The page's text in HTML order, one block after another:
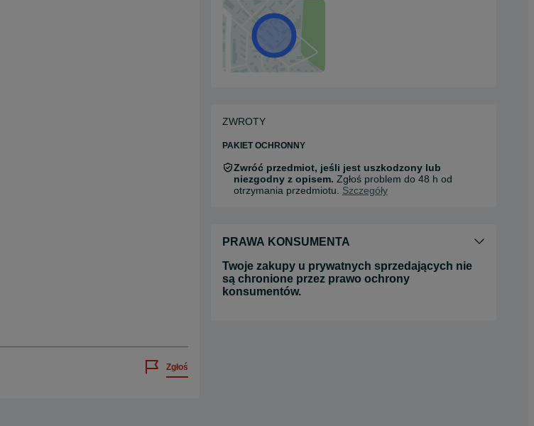
Zgłoś
ZWROTY
PAKIET OCHRONNY
Zwróć przedmiot, jeśli jest uszkodzony lub
niezgodny z opisem. Zgłoś problem do 48 h od
otrzymania przedmiotu. Szczegóły
PRAWA KONSUMENTA
Twoje zakupy u prywatnych sprzedających nie
są chronione przez prawo ochrony
konsumentów.